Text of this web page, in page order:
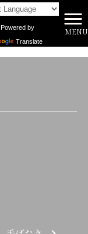
Powered by
Translate
MENU